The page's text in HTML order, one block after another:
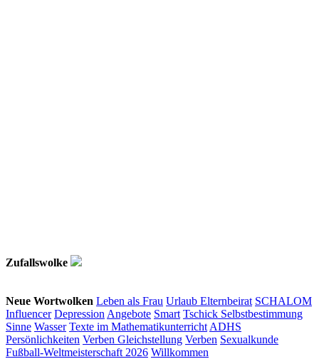
Zufallswolke
Neue Wortwolken Leben als Frau Urlaub Elternbeirat SCHALOM
Influencer Depression Angebote Smart Tschick Selbstbestimmung
Sinne Wasser Texte im Mathematikunterricht ADHS
Persönlichkeiten Verben Gleichstellung Verben Sexualkunde
Fußball-Weltmeisterschaft 2026 Willkommen